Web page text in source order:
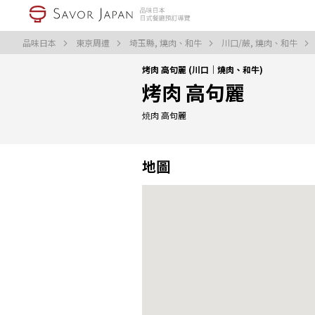
品味日本 東京周遭 埼玉縣, 燒肉、和牛 川口/蕨, 燒肉、和牛
烤肉 高句麗 (川口｜燒肉、和牛)
烤肉 高句麗
焼肉 高句麗
地圖